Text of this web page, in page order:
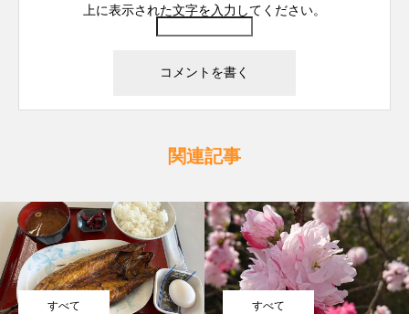
上に表示された文字を入力してください。
関連記事
すべて すべて